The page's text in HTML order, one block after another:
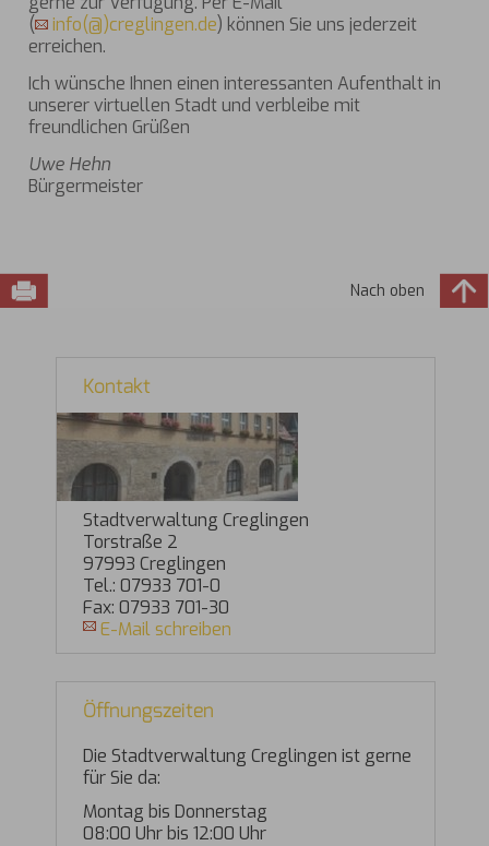
(
info(@)creglingen.de) können Sie uns jederzeit
erreichen.
Ich wünsche Ihnen einen interessanten Aufenthalt in
unserer virtuellen Stadt und verbleibe mit
freundlichen Grüßen
Uwe Hehn
Bürgermeister
Nach oben
Kontakt
Stadtverwaltung Creglingen
Torstraße 2
97993 Creglingen
Tel.: 07933 701-0
Fax: 07933 701-30
E-Mail schreiben
Öffnungszeiten
Die Stadtverwaltung Creglingen ist gerne
für Sie da:
Montag bis Donnerstag
08:00 Uhr bis 12:00 Uhr